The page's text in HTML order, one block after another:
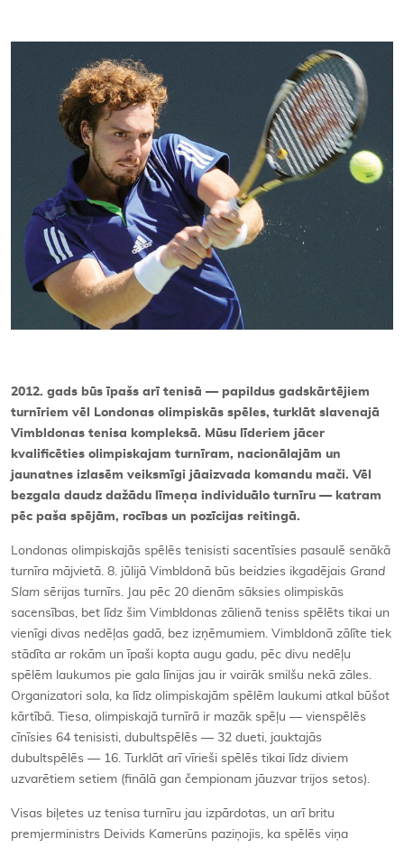
2012. gads būs īpašs arī tenisā — papildus gadskārtējiem
turnīriem vēl Londonas olimpiskās spēles, turklāt slavenajā
Vimbldonas tenisa kompleksā. Mūsu līderiem jācer
kvalificēties olimpiskajam turnīram, nacionālajām un
jaunatnes izlasēm veiksmīgi jāaizvada komandu mači. Vēl
bezgala daudz dažādu līmeņa individuālo turnīru — katram
pēc paša spējām, rocības un pozīcijas reitingā.
Londonas olimpiskajās spēlēs tenisisti sacentīsies pasaulē senākā
turnīra mājvietā. 8. jūlijā Vimbldonā būs beidzies ikgadējais Grand
Slam sērijas turnīrs. Jau pēc 20 dienām sāksies olimpiskās
sacensības, bet līdz šim Vimbldonas zālienā teniss spēlēts tikai un
vienīgi divas nedēļas gadā, bez izņēmumiem. Vimbldonā zālīte tiek
stādīta ar rokām un īpaši kopta augu gadu, pēc divu nedēļu
spēlēm laukumos pie gala līnijas jau ir vairāk smilšu nekā zāles.
Organizatori sola, ka līdz olimpiskajām spēlēm laukumi atkal būšot
kārtībā. Tiesa, olimpiskajā turnīrā ir mazāk spēļu — vienspēlēs
cīnīsies 64 tenisisti, dubultspēlēs — 32 dueti, jauktajās
dubultspēlēs — 16. Turklāt arī vīrieši spēlēs tikai līdz diviem
uzvarētiem setiem (finālā gan čempionam jāuzvar trijos setos).
Visas biļetes uz tenisa turnīru jau izpārdotas, un arī britu
premjerministrs Deivids Kamerūns paziņojis, ka spēlēs viņa